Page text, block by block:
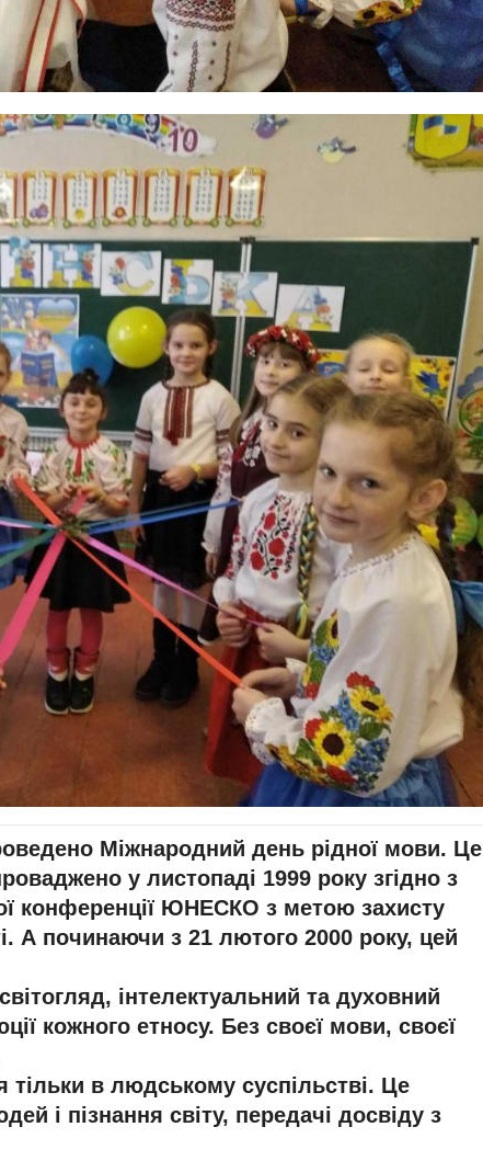
Міжнародний день рідної мови. Це
у листопаді 1999 року згідно з
конференції ЮНЕСКО з метою захисту
А починаючи з 21 лютого 2000 року, цей
інтелектуальний та духовний
кожного етносу. Без своєї мови, своєї
в людському суспільстві. Це
і пізнання світу, передачі досвіду з